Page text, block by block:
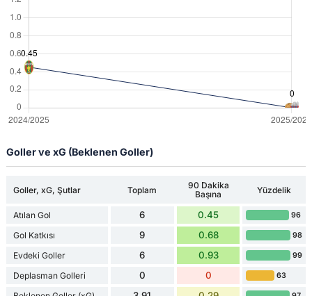
Goller ve xG (Beklenen Goller)
Goller, xG, Şutlar Toplam
90 Dakika
Başına
Yüzdelik
Atılan Gol 6 0.45 96
Gol Katkısı 9 0.68 98
Evdeki Goller 6 0.93 99
Deplasman Golleri 0 0 63